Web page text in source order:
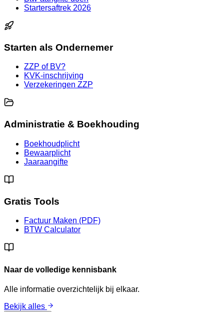
Startersaftrek 2026
Starten als Ondernemer
ZZP of BV?
KVK-inschrijving
Verzekeringen ZZP
Administratie & Boekhouding
Boekhoudplicht
Bewaarplicht
Jaaraangifte
Gratis Tools
Factuur Maken (PDF)
BTW Calculator
Naar de volledige kennisbank
Alle informatie overzichtelijk bij elkaar.
Bekijk alles